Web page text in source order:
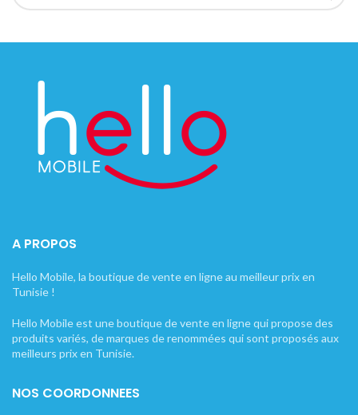
A PROPOS
Hello Mobile, la boutique de vente en ligne au meilleur prix en
Tunisie !
Hello Mobile est une boutique de vente en ligne qui propose des
produits variés, de marques de renommées qui sont proposés aux
meilleurs prix en Tunisie.
NOS COORDONNEES